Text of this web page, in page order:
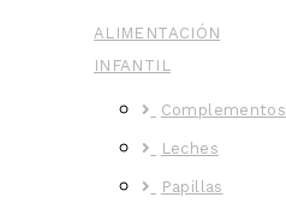
ALIMENTACIÓN
INFANTIL
Complementos
Leches
Papillas